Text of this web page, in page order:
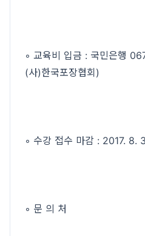
◦ 교육비 입금 : 국민은행
(사)한국포장협회)
◦ 수강 접수 마감 : 2017. 8.
◦ 문 의 처